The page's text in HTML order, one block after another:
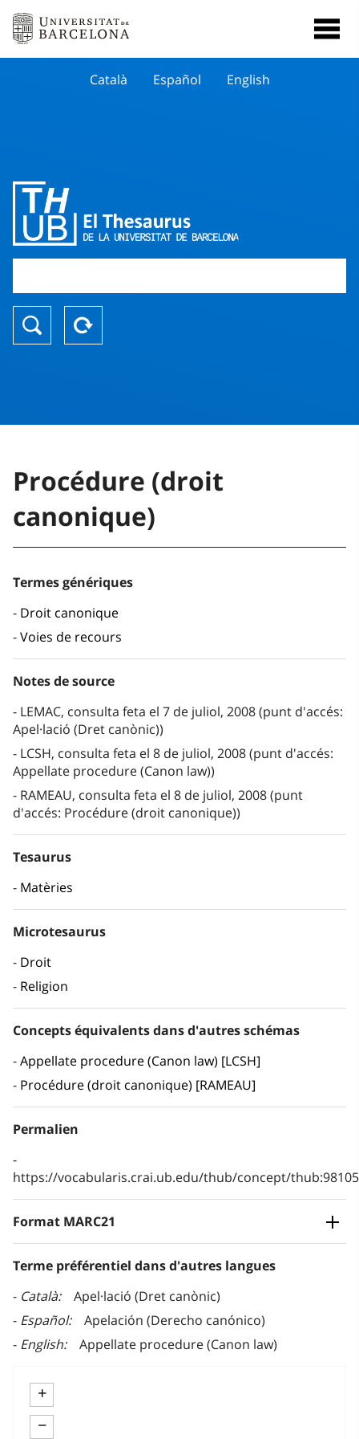
Català Español English
Procédure (droit
canonique)
Termes génériques
Droit canonique
Voies de recours
Notes de source
LEMAC, consulta feta el 7 de juliol, 2008 (punt d'accés:
Apel·lació (Dret canònic))
LCSH, consulta feta el 8 de juliol, 2008 (punt d'accés:
Appellate procedure (Canon law))
RAMEAU, consulta feta el 8 de juliol, 2008 (punt
d'accés: Procédure (droit canonique))
Tesaurus
Matèries
Microtesaurus
Droit
Religion
Concepts équivalents dans d'autres schémas
Appellate procedure (Canon law) [LCSH]
Procédure (droit canonique) [RAMEAU]
Permalien
https://vocabularis.crai.ub.edu/thub/concept/
Format MARC21
Terme préférentiel dans d'autres langues
Català
Apel·lació (Dret canònic)
Español
Apelación (Derecho canónico)
English
Appellate procedure (Canon law)
+
−